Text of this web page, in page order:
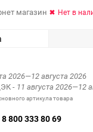
магазин Нет в
2026—12 августа 2026
- 11 августа 2026—12
артикула товара
8 800 333 80 69